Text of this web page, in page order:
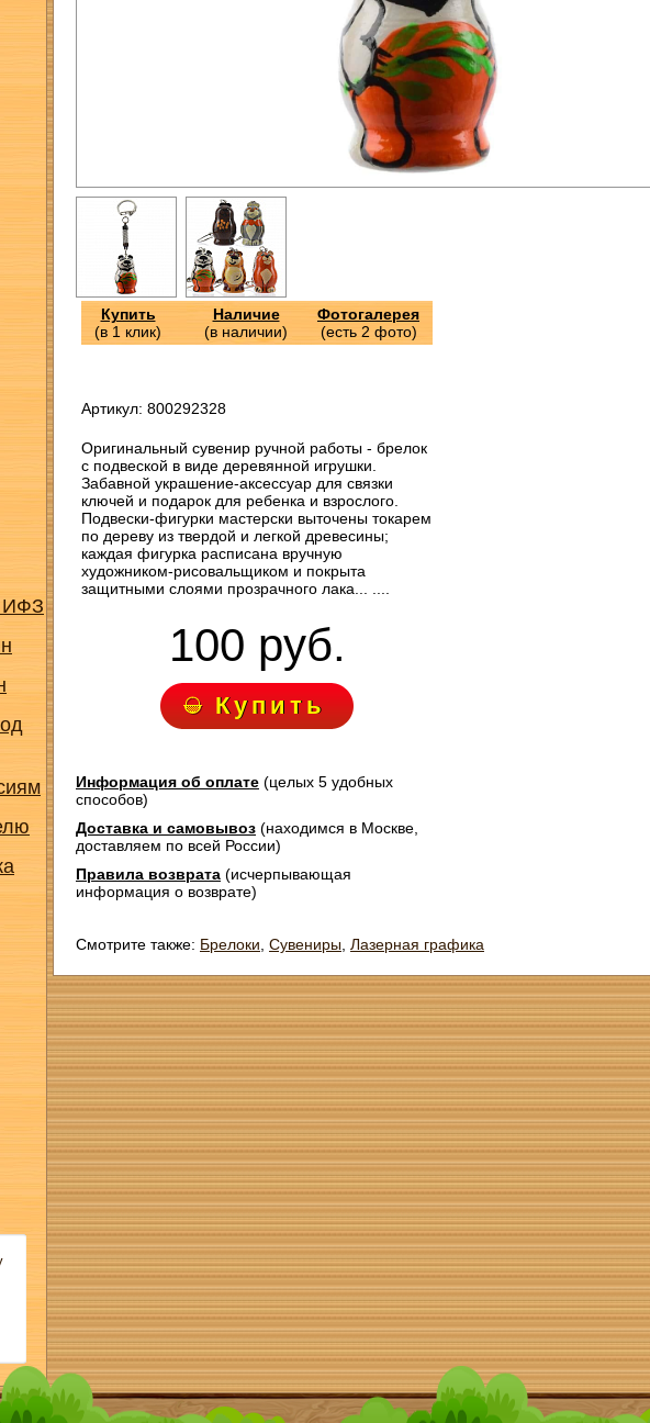
ИФЗ
Купить
(в 1 клик)
Наличие
(в наличии)
Фотогалерея
(есть 2 фото)
Артикул: 800292328
Оригинальный сувенир ручной работы - брелок
с подвеской в виде деревянной игрушки.
Забавной украшение-аксессуар для связки
ключей и подарок для ребенка и взрослого.
Подвески-фигурки мастерски выточены токарем
по дереву из твердой и легкой древесины;
каждая фигурка расписана вручную
художником-рисовальщиком и покрыта
защитными слоями прозрачного лака... ....
100 руб.
Купить
Информация об оплате (целых 5 удобных
способов)
Доставка и самовывоз (находимся в Москве,
доставляем по всей России)
Правила возврата (исчерпывающая
информация о возврате)
Смотрите также: Брелоки Сувениры Лазерная графика